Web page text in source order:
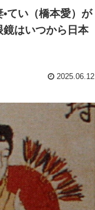
•てい（橋本愛）が
はいつから日本
2025.06.12